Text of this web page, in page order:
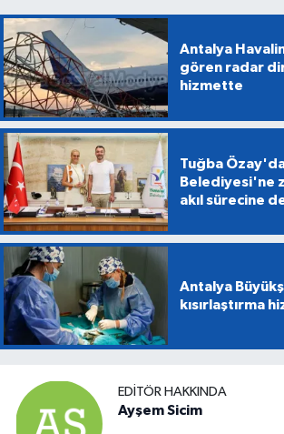
Antalya
gören radar
hizmette
Tuğba
Belediyesi'ne
akıl sürecine
Antalya
kısırlaştırma
EDITÖR HAKKINDA
Ayşem Sicim